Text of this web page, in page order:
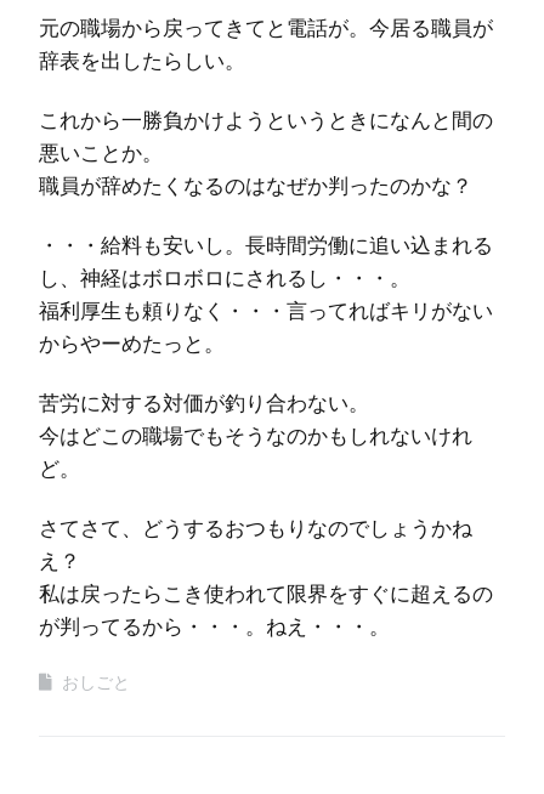
元の職場から戻ってきてと電話が。今居る職員が
辞表を出したらしい。
これから一勝負かけようというときになんと間の
悪いことか。
職員が辞めたくなるのはなぜか判ったのかな？
・・・給料も安いし。長時間労働に追い込まれる
し、神経はボロボロにされるし・・・。
福利厚生も頼りなく・・・言ってればキリがない
からやーめたっと。
苦労に対する対価が釣り合わない。
今はどこの職場でもそうなのかもしれないけれ
ど。
さてさて、どうするおつもりなのでしょうかね
え？
私は戻ったらこき使われて限界をすぐに超えるの
が判ってるから・・・。ねえ・・・。
おしごと